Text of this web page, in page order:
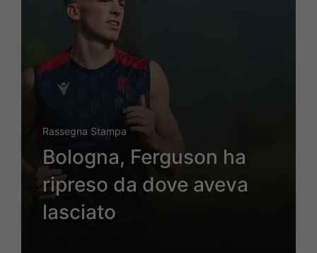
Rassegna Stampa
Bologna, Ferguson ha
ripreso da dove aveva
lasciato